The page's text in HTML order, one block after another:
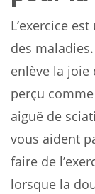
L’exercice
des
enlève la joie
perçu
aiguë de
vous aident
faire de
lorsque la